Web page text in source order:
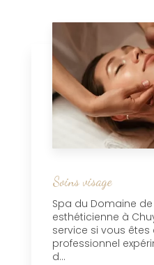
Soins visage
Spa du Domaine
esthéticienne à
service si vous êtes
professionnel
d...